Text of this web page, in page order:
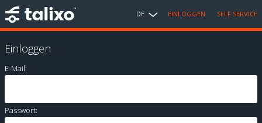
DE EINLOGGEN SELF SERVICE
Einloggen
E-Mail:
Passwort: